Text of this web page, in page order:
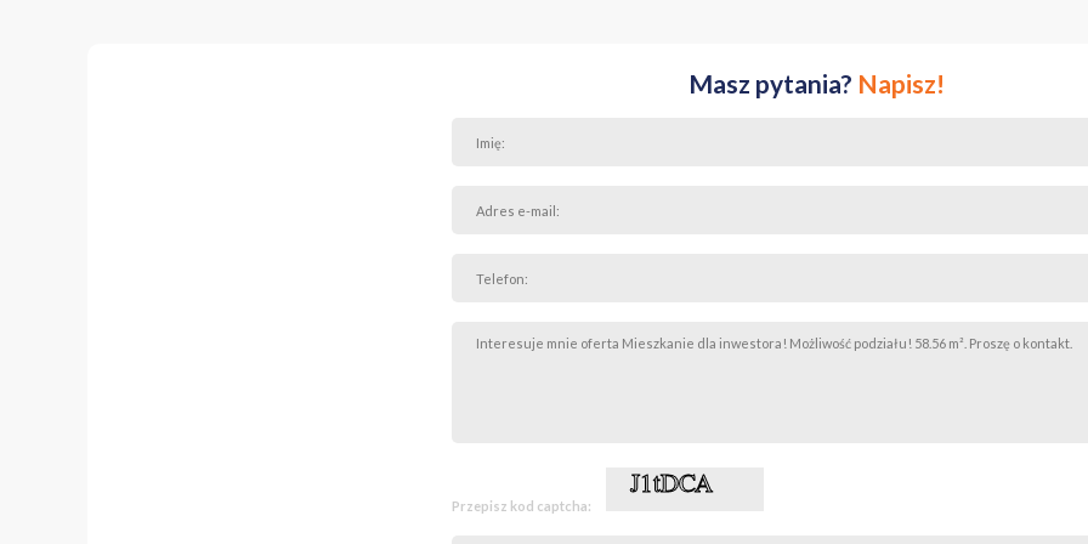
• Zespół Szkół nr 5, Szkoła Podstawowa nr 42, Przedszkole nr 115 w
odległości około 500m (7 min)
• Centrum Pływania i Fitness FitSwim w odległości około 700m (9 min)
FORMA WŁASNOŚCI - pełna własność z udziałem w gruncie.
Masz pytania? Napisz!
Przepisz kod captcha: